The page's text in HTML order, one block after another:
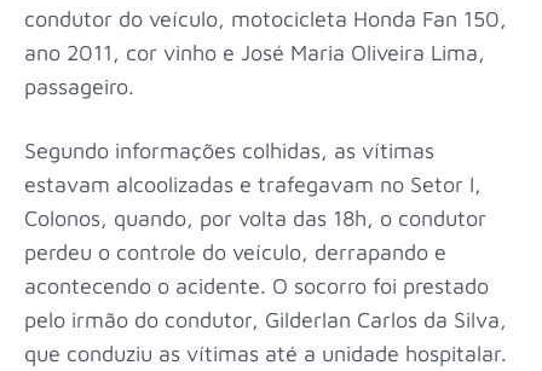
condutor do veículo, motocicleta Honda Fan 150,
ano 2011, cor vinho e José Maria Oliveira Lima,
passageiro.
Segundo informações colhidas, as vítimas
estavam alcoolizadas e trafegavam no Setor I,
Colonos, quando, por volta das 18h, o condutor
perdeu o controle do veículo, derrapando e
acontecendo o acidente. O socorro foi prestado
pelo irmão do condutor, Gilderlan Carlos da Silva,
que conduziu as vítimas até a unidade hospitalar.